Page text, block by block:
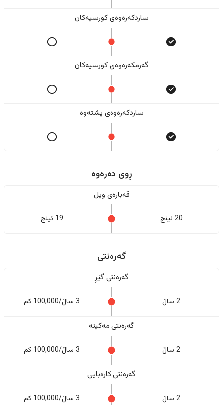
ساردکەرەوەی کورسیەکان
گەرمکەرەوەی کورسیەکان
ساردکەرەوەی پشتەوە
ڕوی دەرەوە
قەبارەی ویل
20 ئینج 19 ئینج
گەرەنتی
گەرەنتی گێڕ
2 ساڵ 3 ساڵ/100,000 کم
گەرەنتی مەکینە
2 ساڵ 3 ساڵ/100,000 کم
گەرەنتی کارەبایی
2 ساڵ 3 ساڵ/100,000 کم